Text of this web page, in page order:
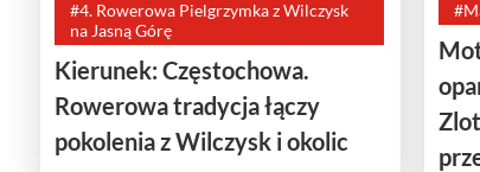
#4. Rowerowa Pielgrzymka z Wilczysk
na Jasną Górę
Kierunek: Częstochowa.
Rowerowa tradycja łączy
pokolenia z Wilczysk i okolic